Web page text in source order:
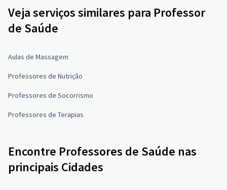
Veja serviços similares para Professor
de Saúde
Aulas de Massagem
Professores de Nutrição
Professores de Socorrismo
Professores de Terapias
Encontre Professores de Saúde nas
principais Cidades